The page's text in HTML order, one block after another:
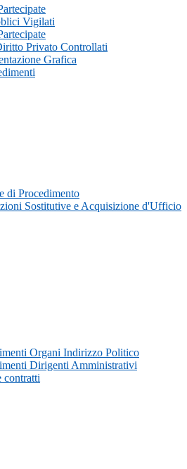
Vigilati
Privato Controllati
Grafica
di Procedimento
Sostitutive e Acquisizione d'Ufficio
Organi Indirizzo Politico
Dirigenti Amministrativi
contratti